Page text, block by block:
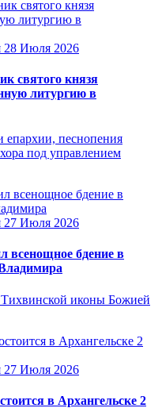
28 Июля 2026
святого князя
литургию в
песнопения
под управлением
27 Июля 2026
всенощное бдение в
Тихвинской иконы Божией
27 Июля 2026
в Архангельске 2